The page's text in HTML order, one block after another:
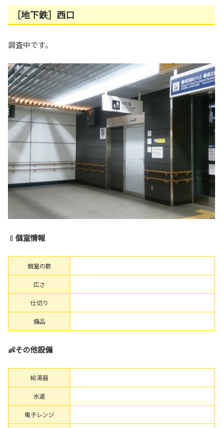
［地下鉄］西口
調査中です。
🍼 個室情報
個室の数
広さ
仕切り
備品
👶その他設備
給湯器
水道
電子レンジ